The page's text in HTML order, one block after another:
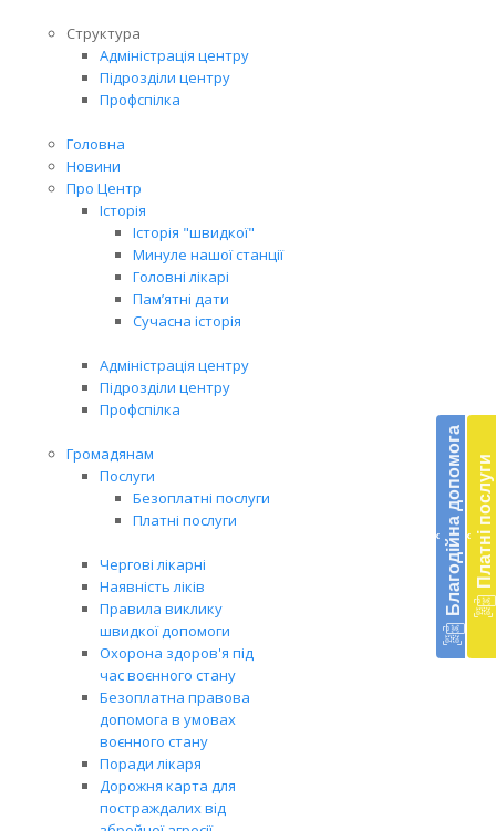
Структура
Адміністрація центру
Підрозділи центру
Профспілка
Головна
Новини
Про Центр
Історія
Історія "швидкої"
Минуле нашої станції
Головні лікарі
Пам’ятні дати
Сучасна історія
Адміністрація центру
Підрозділи центру
Профспілка
Громадянам
Послуги
Безоплатні послуги
Платні послуги
Чергові лікарні
Наявність ліків
Правила виклику
швидкої допомоги
Охорона здоров'я під
час воєнного стану
Безоплатна правова
допомога в умовах
воєнного стану
Поради лікаря
Дорожня карта для
постраждалих від
‹ Благодійна допомога ‹ Платні послуги